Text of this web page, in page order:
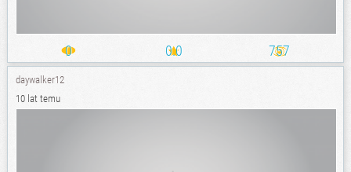
0 0.0 757
daywalker12
10 lat temu